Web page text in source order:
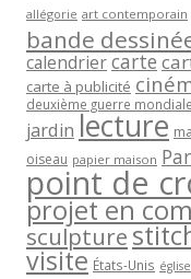
allégorie art contemporain
bande
calendriercarte
carte à publicité
deuxième guerre mondiale
jardin lecture
oiseau papier maison
point de
projet en
sculpture
visite États-Unis église